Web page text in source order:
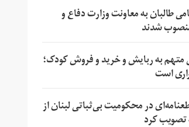
طالبان به معاونت وزارت دفاع و
شدند
به ربایش و خرید و فروش کودک؛
است
در محکومیت بی‌ثباتی لبنان از
کرد